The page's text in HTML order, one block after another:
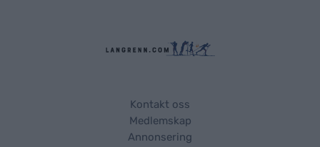
Kontakt oss
Medlemskap
Annonsering